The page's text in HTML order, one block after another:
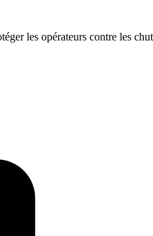
les opérateurs contre les